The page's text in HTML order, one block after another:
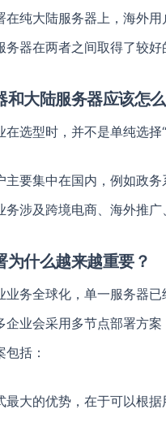
在纯大陆服务器上，海外
务器在两者之间取得了较
和大陆服务器应该怎
在选型时，并不是单纯选择
主要集中在国内，例如政
务涉及跨境电商、海外推
为什么越来越重要？
业务全球化，单一服务器已
企业会采用多节点部署方案
括：
最大的优势，在于可以根
联系我们